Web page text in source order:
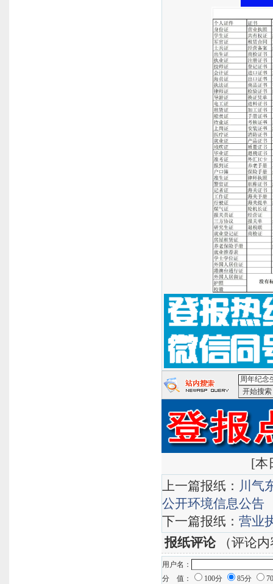
[本
上一篇报纸： 川气
公开环境信息公告
下一篇报纸： 营业
报纸评论（评论内
用户名：
分 值：
100分 85分